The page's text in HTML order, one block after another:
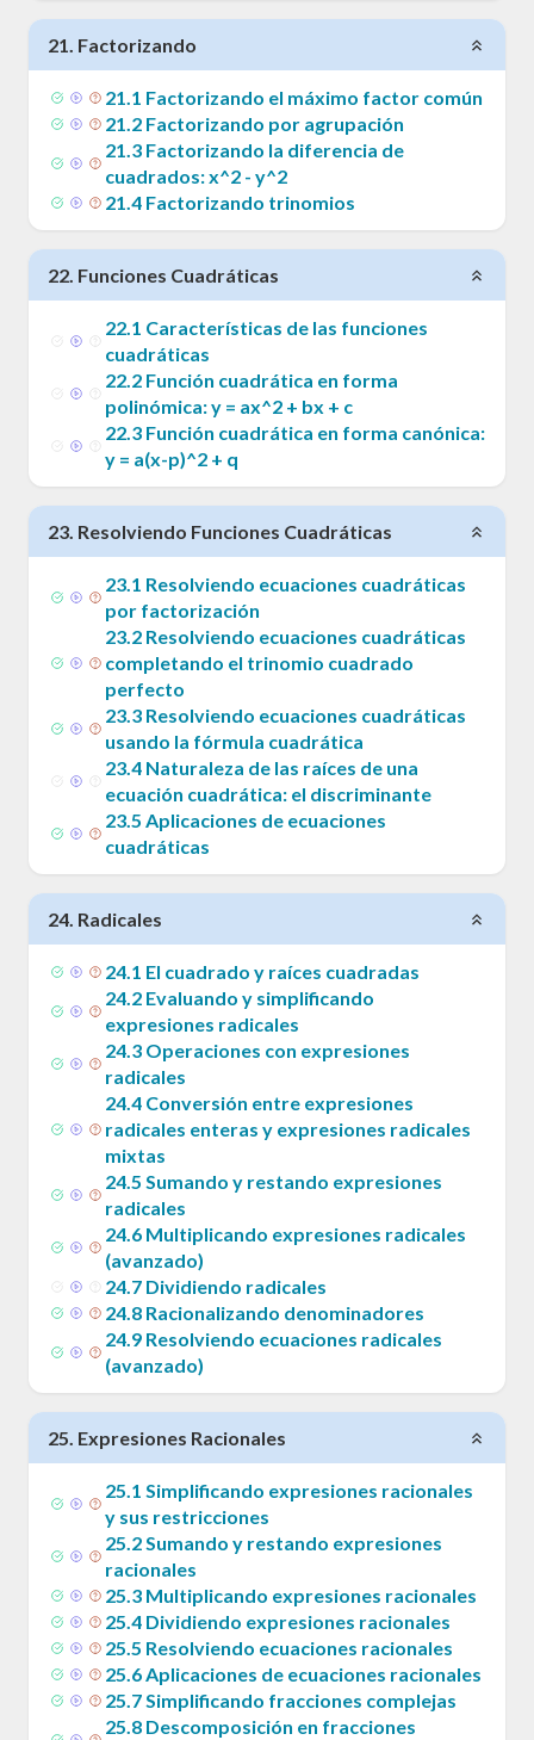
21. Factorizando
21.1 Factorizando el máximo factor común
21.2 Factorizando por agrupación
21.3 Factorizando la diferencia de
cuadrados: x^2 - y^2
21.4 Factorizando trinomios
22. Funciones Cuadráticas
22.1 Características de las funciones
cuadráticas
22.2 Función cuadrática en forma
polinómica: y = ax^2 + bx + c
22.3 Función cuadrática en forma canónica:
y = a(x-p)^2 + q
23. Resolviendo Funciones Cuadráticas
23.1 Resolviendo ecuaciones cuadráticas
por factorización
23.2 Resolviendo ecuaciones cuadráticas
completando el trinomio cuadrado
perfecto
23.3 Resolviendo ecuaciones cuadráticas
usando la fórmula cuadrática
23.4 Naturaleza de las raíces de una
ecuación cuadrática: el discriminante
23.5 Aplicaciones de ecuaciones
cuadráticas
24. Radicales
24.1 El cuadrado y raíces cuadradas
24.2 Evaluando y simplificando
expresiones radicales
24.3 Operaciones con expresiones
radicales
24.4 Conversión entre expresiones
radicales enteras y expresiones radicales
mixtas
24.5 Sumando y restando expresiones
radicales
24.6 Multiplicando expresiones radicales
(avanzado)
24.7 Dividiendo radicales
24.8 Racionalizando denominadores
24.9 Resolviendo ecuaciones radicales
(avanzado)
25. Expresiones Racionales
25.1 Simplificando expresiones racionales
y sus restricciones
25.2Sumando y restando expresiones
racionales
25.3 Multiplicando expresiones racionales
25.4 Dividiendo expresiones racionales
25.5 Resolviendo ecuaciones racionales
25.6Aplicaciones de ecuaciones racionales
25.7Simplificando fracciones complejas
25.8 Descomposición en fracciones